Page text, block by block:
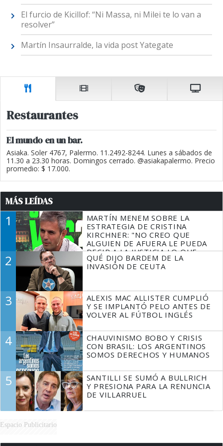
El furcio de Kicillof: “Ni Massa, ni Milei te lo van a
resolver”
Martín Insaurralde, la vida post Yategate
Restaurantes
El mundo en un bar.
Asiaka. Soler 4767, Palermo. 11.2492-8244. Lunes a sábados de
11.30 a 23.30 horas. Domingos cerrado. @asiakapalermo. Precio
promedio: $ 17.000.
MÁS LEÍDAS
1
MARTÍN MENEM SOBRE LA
ESTRATEGIA DE CRISTINA
KIRCHNER: "NO CREO QUE
ALGUIEN DE AFUERA LE PUEDA
DECIR A LA JUSTICIA LO QUE
TIENE QUE HACER"
2
QUÉ DIJO BARDEM DE LA
INVASIÓN DE CEUTA
3
ALEXIS MAC ALLISTER CUMPLIÓ
Y SE IMPLANTÓ PELO ANTES DE
VOLVER AL FÚTBOL INGLÉS
4
CHAUVINISMO BOBO Y CRISIS
CON BRASIL: LOS ARGENTINOS
SOMOS DERECHOS Y HUMANOS
5
SANTILLI SE SUMÓ A BULLRICH
Y PRESIONA PARA LA RENUNCIA
DE VILLARRUEL
Espacio Publicitario